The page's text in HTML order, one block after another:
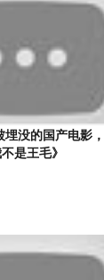
埋没的国产电影
是王毛》